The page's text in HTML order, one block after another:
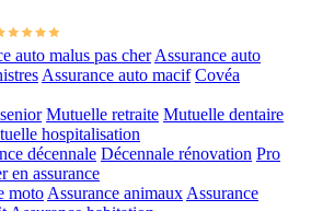
auto malus pas cher Assurance auto
Assurance auto macif Covéa
Mutuelle retraite Mutuelle dentaire
hospitalisation
décennale Décennale rénovation Pro
en assurance
moto Assurance animaux Assurance